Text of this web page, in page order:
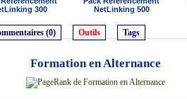
300
NetLinking 500
(0) Outils Tags
Formation en Alternance